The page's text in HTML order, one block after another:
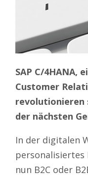
SAP C/4HANA,
Customer
revolutionieren
der nächsten
In der digitalen
personalisiertes
nun B2C oder